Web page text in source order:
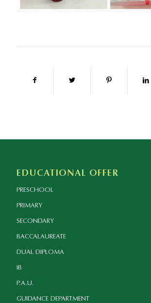
EDUCATIONAL OFFER
PRESCHOOL
PRIMARY
SECONDARY
BACCALAUREATE
DUAL DIPLOMA
IB
P.A.U.
GUIDANCE DEPARTMENT